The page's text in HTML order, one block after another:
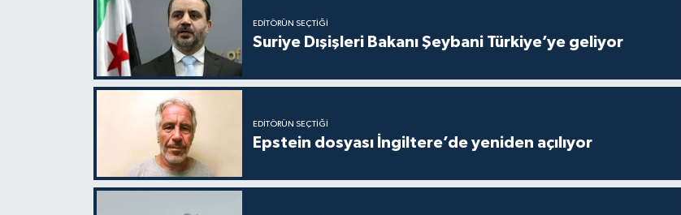
EDITÖRÜN SEÇTIĞI
Suriye Dışişleri Bakanı Şeybani Türkiye’ye geliyor
EDITÖRÜN SEÇTIĞI
Epstein dosyası İngiltere’de yeniden açılıyor